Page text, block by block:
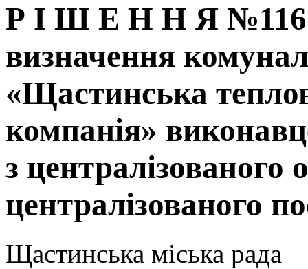
Р І Ш Е Н Н Я №116
визначення
«Щастинська
компанія»
з централізованого
централізованого
Щастинська міська рада